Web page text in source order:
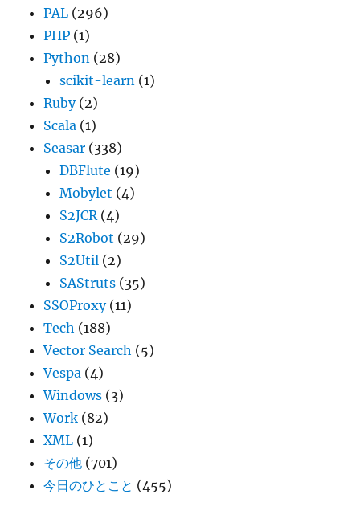
PAL (296)
PHP (1)
Python (28)
scikit-learn (1)
Ruby(2)
Scala (1)
Seasar (338)
DBFlute (19)
Mobylet (4)
S2JCR(4)
S2Robot (29)
S2Util (2)
SAStruts (35)
SSOProxy(11)
Tech (188)
Vector Search (5)
Vespa (4)
Windows (3)
Work (82)
XML (1)
その他 (701)
今日のひとこと (455)